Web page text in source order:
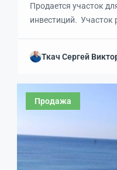
Продается участок
инвестиций. Участок
Hапpотив села,
излюбленное место
Ткач Сергей
Продажа